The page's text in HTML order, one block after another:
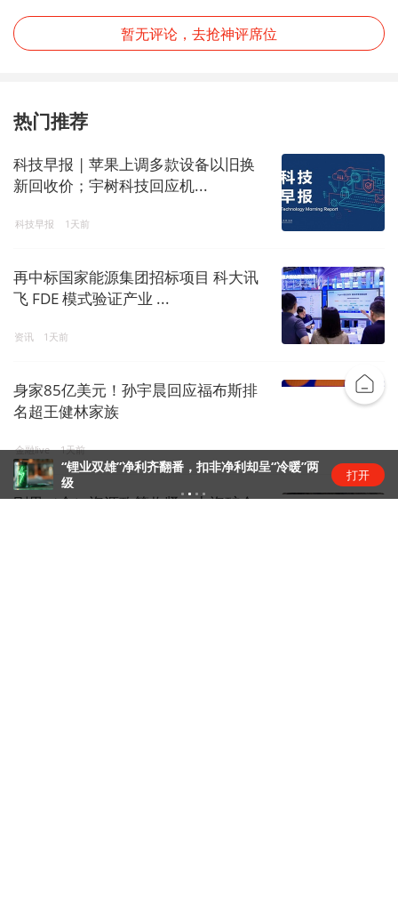
暂无评论，去抢神评席位
热门推荐
科技早报 | 苹果上调多款设备以旧换
新回收价；宇树科技回应机...
科技早报 1天前
再中标国家能源集团招标项目 科大讯
飞 FDE 模式验证产业 ...
资讯 1天前
身家85亿美元！孙宇晨回应福布斯排
名超王健林家族
金融live 1天前
刚果（金）资源政策收紧，中资矿企
“锂业双雄”净利齐翻番，扣非净利却呈“冷暖”两
级
打开